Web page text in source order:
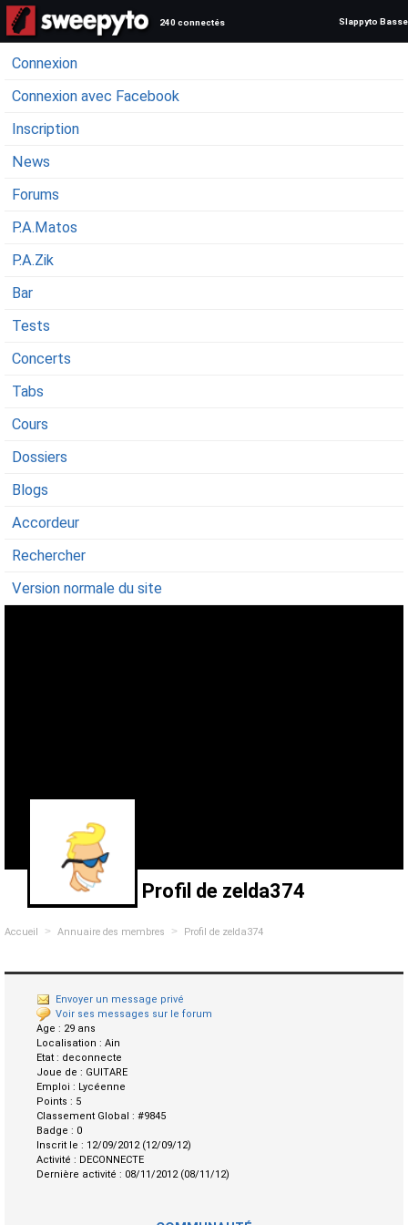
240 connectés Slappyto Basse
Connexion
Connexion avec Facebook
Inscription
News
Forums
P.A.Matos
P.A.Zik
Bar
Tests
Concerts
Tabs
Cours
Dossiers
Blogs
Accordeur
Rechercher
Version normale du site
Profil de zelda374
Accueil > Annuaire des membres > Profil de zelda374
Envoyer un message privé
Voir ses messages sur le forum
Age : 29 ans
Localisation : Ain
Etat : deconnecte
Joue de : GUITARE
Emploi : Lycéenne
Points : 5
Classement Global : #9845
Badge : 0
Inscrit le : 12/09/2012 (12/09/12)
Activité : DECONNECTE
Dernière activité : 08/11/2012 (08/11/12)